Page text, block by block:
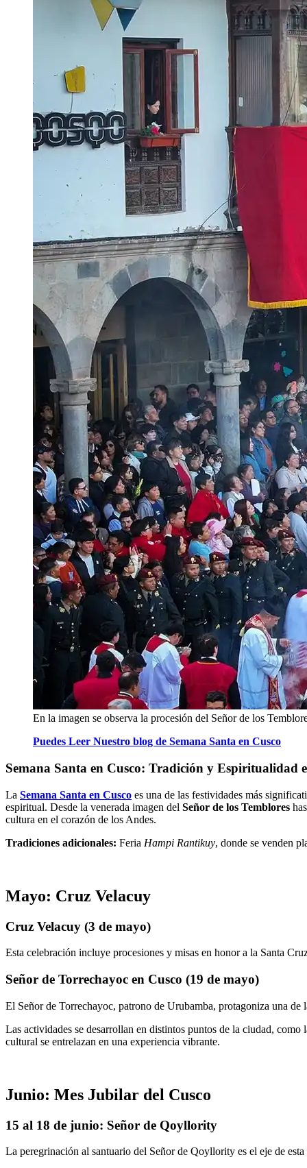
En la imagen se observa la procesión del Señor de los
Puedes Leer Nuestro blog de Semana Santa en Cusco
Semana Santa en Cusco: Tradición y Espiritualidad
La Semana Santa en Cusco es una de las festividades más
espiritual. Desde la venerada imagen del Señor de los Temblores
cultura en el corazón de los Andes.
Tradiciones adicionales: Feria Hampi Rantikuy, donde se venden
Mayo: Cruz Velacuy
Cruz Velacuy (3 de mayo)
Esta celebración incluye procesiones y misas en honor a la Santa
Señor de Torrechayoc en Cusco (19 de mayo)
El Señor de Torrechayoc, patrono de Urubamba, protagoniza una de
Las actividades se desarrollan en distintos puntos de la ciudad,
cultural se entrelazan en una experiencia vibrante.
Junio: Mes Jubilar del Cusco
15 al 18 de junio: Señor de Qoyllority
La peregrinación al santuario del Señor de Qoyllority es el eje de